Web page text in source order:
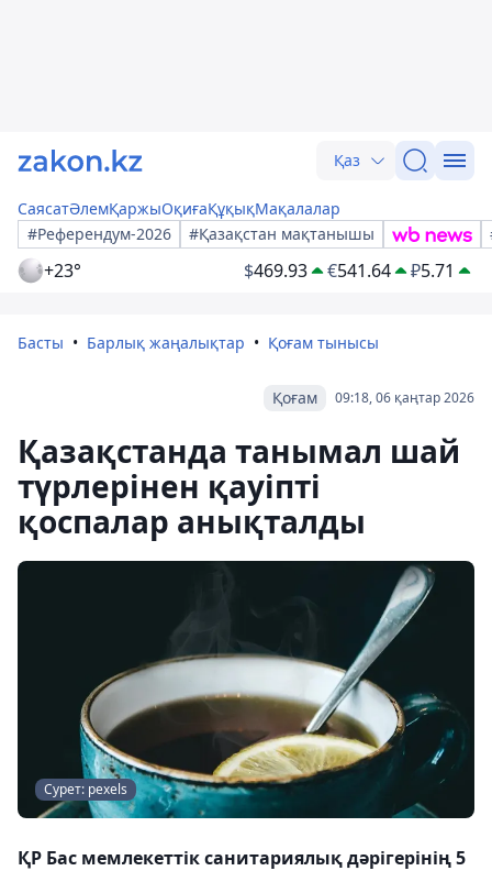
Қаз
СаясатӘлемҚаржыОқиғаҚұқықМақалалар
#Референдум-2026
#Қазақстан мақтанышы
+23° $469.93 €541.64 ₽5.71
Басты Барлық жаңалықтар Қоғам тынысы
09:18, 06 қаңтар 2026
Қоғам
Қазақстанда танымал шай
түрлерінен қауіпті
қоспалар анықталды
Сурет: pexels
ҚР Бас мемлекеттік санитариялық дәрігерінің 5